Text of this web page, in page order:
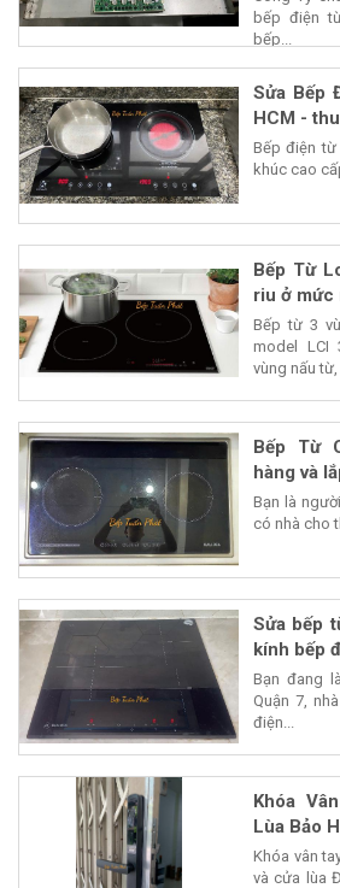
bếp điện
bếp...
Sửa Bếp
HCM -
Bếp điện
khúc cao
Bếp Từ
riu ở mức
Bếp từ 3
model LCI
vùng nấu từ,
Bếp Từ
hàng và
Bạn là
có nhà cho
Sửa bếp
kính bếp
Bạn đang
Quận 7,
điện...
Khóa
Lùa Bảo
Khóa vân
và cửa lùa